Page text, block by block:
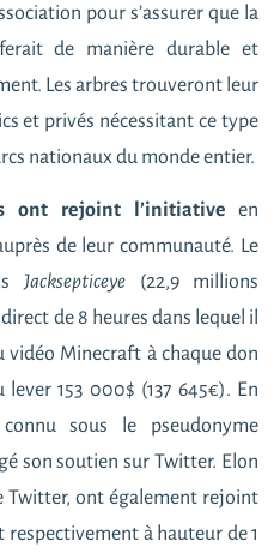
pour s’assurer que la
de manière durable et
Les arbres trouveront leur
et privés nécessitant ce type
nationaux du monde entier.
ont rejoint l’initiative en
de leur communauté. Le
Jacksepticeye(22,9 millions
de 8 heures dans lequel il
vidéo Minecraft à chaque don
153 000$ (137 645€). En
sous le pseudonyme
son soutien sur Twitter. Elon
Twitter, ont également rejoint
à hauteur de 1